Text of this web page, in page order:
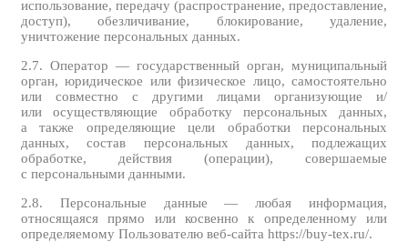
использование, передачу (распространение, предоставление,
доступ), обезличивание, блокирование, удаление,
уничтожение персональных данных.
2.7. Оператор — государственный орган, муниципальный
орган, юридическое или физическое лицо, самостоятельно
или совместно с другими лицами организующие и/
или осуществляющие обработку персональных данных,
а также определяющие цели обработки персональных
данных, состав персональных данных, подлежащих
обработке, действия (операции), совершаемые
с персональными данными.
2.8. Персональные данные — любая информация,
относящаяся прямо или косвенно к определенному или
определяемому Пользователю веб-сайта https://buy-tex.ru/.